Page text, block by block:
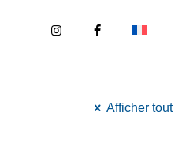
Afficher tout